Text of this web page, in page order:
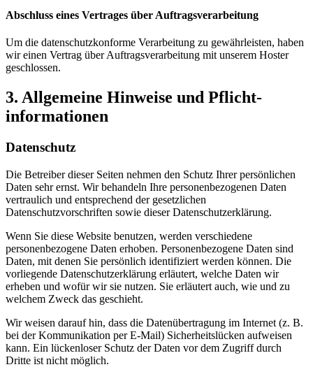
Abschluss eines Vertrages über Auftragsverarbeitung
Um die datenschutzkonforme Verarbeitung zu gewährleisten, haben
wir einen Vertrag über Auftragsverarbeitung mit unserem Hoster
geschlossen.
3. Allgemeine Hinweise und Pflicht­
informationen
Datenschutz
Die Betreiber dieser Seiten nehmen den Schutz Ihrer persönlichen
Daten sehr ernst. Wir behandeln Ihre personenbezogenen Daten
vertraulich und entsprechend der gesetzlichen
Datenschutzvorschriften sowie dieser Datenschutzerklärung.
Wenn Sie diese Website benutzen, werden verschiedene
personenbezogene Daten erhoben. Personenbezogene Daten sind
Daten, mit denen Sie persönlich identifiziert werden können. Die
vorliegende Datenschutzerklärung erläutert, welche Daten wir
erheben und wofür wir sie nutzen. Sie erläutert auch, wie und zu
welchem Zweck das geschieht.
Wir weisen darauf hin, dass die Datenübertragung im Internet (z. B.
bei der Kommunikation per E-Mail) Sicherheitslücken aufweisen
kann. Ein lückenloser Schutz der Daten vor dem Zugriff durch
Dritte ist nicht möglich.